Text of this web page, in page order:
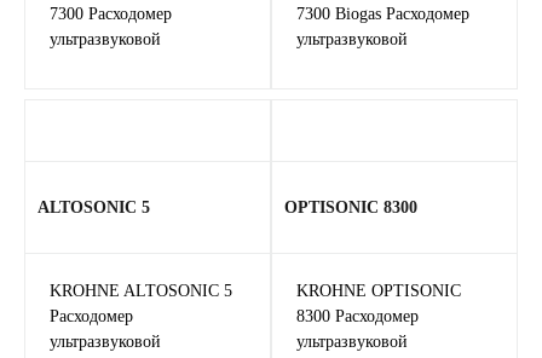
7300 Расходомер
ультразвуковой
7300 Biogas Расходомер
ультразвуковой
ALTOSONIC 5
KROHNE ALTOSONIC 5
Расходомер
ультразвуковой
OPTISONIC 8300
KROHNE OPTISONIC
8300 Расходомер
ультразвуковой